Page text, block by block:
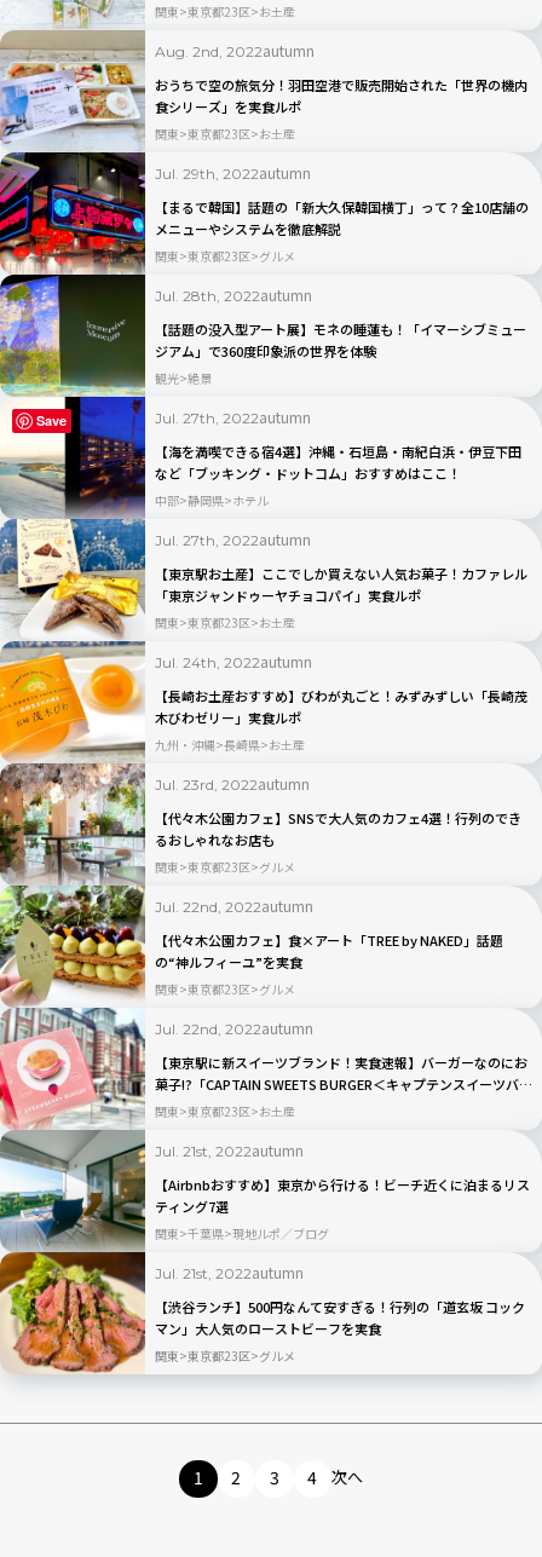
関東 東京都23区 お土産
Aug. 2nd, 2022autumn
おうちで空の旅気分！羽田空港で販売開始された「世界の機内
食シリーズ」を実食ルポ
関東 東京都23区 お土産
Jul. 29th, 2022autumn
【まるで韓国】話題の「新大久保韓国横丁」って？全10店舗の
メニューやシステムを徹底解説
関東 東京都23区 グルメ
Jul. 28th, 2022autumn
【話題の没入型アート展】モネの睡蓮も！「イマーシブミュー
ジアム」で360度印象派の世界を体験
観光 絶景
Jul. 27th, 2022autumn
【海を満喫できる宿4選】沖縄・石垣島・南紀白浜・伊豆下田
など「ブッキング・ドットコム」おすすめはここ！
中部 静岡県 ホテル
Jul. 27th, 2022autumn
【東京駅お土産】ここでしか買えない人気お菓子！カファレル
「東京ジャンドゥーヤチョコパイ」実食ルポ
関東 東京都23区 お土産
Jul. 24th, 2022autumn
【長崎お土産おすすめ】びわが丸ごと！みずみずしい「長崎茂
木びわゼリー」実食ルポ
九州・沖縄 長崎県 お土産
Jul. 23rd, 2022autumn
【代々木公園カフェ】SNSで大人気のカフェ4選！行列のでき
るおしゃれなお店も
関東 東京都23区 グルメ
Jul. 22nd, 2022autumn
【代々木公園カフェ】食×アート「TREE by NAKED」話題
の“神ルフィーユ”を実食
関東 東京都23区 グルメ
Jul. 22nd, 2022autumn
【東京駅に新スイーツブランド！実食速報】バーガーなのにお
菓子!?「CAPTAIN SWEETS BURGER＜キャプテンスイーツバー
ガー＞」
関東 東京都23区 お土産
Jul. 21st, 2022autumn
【Airbnbおすすめ】東京から行ける！ビーチ近くに泊まるリス
ティング7選
関東 千葉県 現地ルポ／ブログ
Jul. 21st, 2022autumn
【渋谷ランチ】500円なんて安すぎる！行列の「道玄坂 コック
マン」大人気のローストビーフを実食
関東 東京都23区 グルメ
1 2 3 4 次へ
Save